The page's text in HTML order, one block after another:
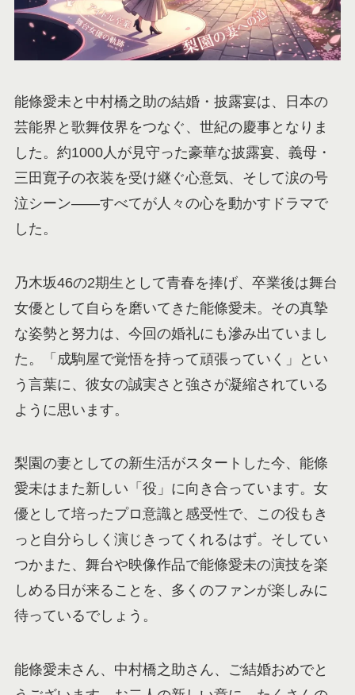
能條愛未と中村橋之助の結婚・披露宴は、日本の
芸能界と歌舞伎界をつなぐ、世紀の慶事となりま
した。約1000人が見守った豪華な披露宴、義母・
三田寛子の衣装を受け継ぐ心意気、そして涙の号
泣シーン——すべてが人々の心を動かすドラマで
した。
乃木坂46の2期生として青春を捧げ、卒業後は舞台
女優として自らを磨いてきた能條愛未。その真摯
な姿勢と努力は、今回の婚礼にも滲み出ていまし
た。「成駒屋で覚悟を持って頑張っていく」とい
う言葉に、彼女の誠実さと強さが凝縮されている
ように思います。
梨園の妻としての新生活がスタートした今、能條
愛未はまた新しい「役」に向き合っています。女
優として培ったプロ意識と感受性で、この役もき
っと自分らしく演じきってくれるはず。そしてい
つかまた、舞台や映像作品で能條愛未の演技を楽
しめる日が来ることを、多くのファンが楽しみに
待っているでしょう。
能條愛未さん、中村橋之助さん、ご結婚おめでと